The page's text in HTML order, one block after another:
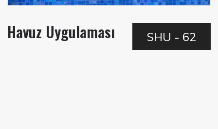
Havuz Uygulaması SHU - 62